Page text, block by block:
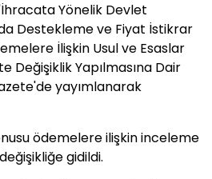
Yönelik Devlet
Destekleme ve Fiyat İstikrar
İlişkin Usul ve Esaslar
Değişiklik Yapılmasına Dair
yayımlanarak
ödemelere ilişkin inceleme
gidildi.